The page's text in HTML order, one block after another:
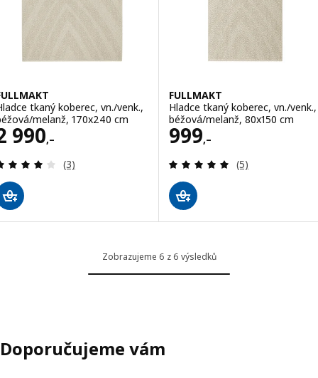
tkaný koberec, vn./venk.,
melanž, 170x240 cm
990,–
2990,–
Recenze: 4 z 5 hvězdy. Celkem recenzí:
(3)
FULLMAKT
Hladce tkaný koberec, vn./venk.,
béžová/melanž, 80x150 cm
999,–
Cena 999,–
Recenze: 5 z 5
(5)
Zobrazujeme 6 z 6 výsledků
Doporučujeme vám